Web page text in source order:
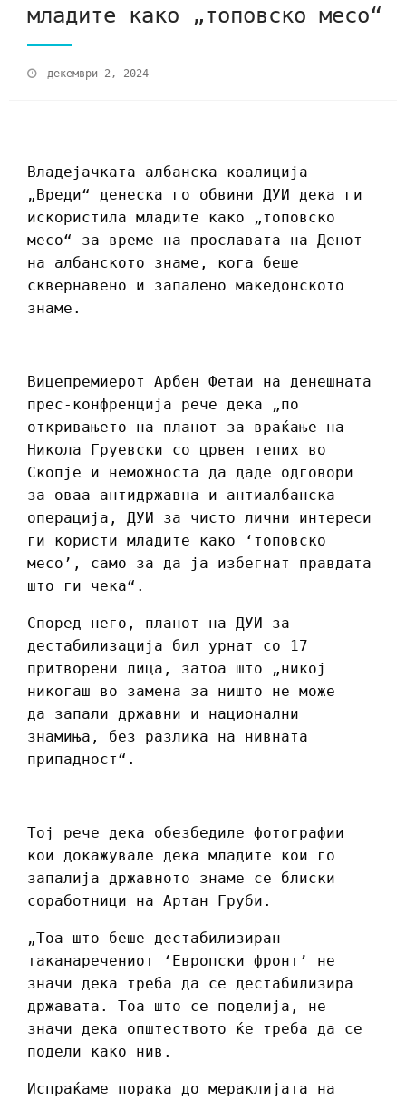
младите како „топовско месо“
декември 2, 2024
Владејачката албанска коалиција
„Вреди“ денеска го обвини ДУИ дека ги
искористила младите како „топовско
месо“ за време на прославата на Денот
на албанското знаме, кога беше
сквернавено и запалено македонското
знаме.
Вицепремиерот Арбен Фетаи на денешната
прес-конфренција рече дека „по
откривањето на планот за враќање на
Никола Груевски со црвен тепих во
Скопје и неможноста да даде одговори
за оваа антидржавна и антиалбанска
операција, ДУИ за чисто лични интереси
ги користи младите како ‘топовско
месо’, само за да ја избегнат правдата
што ги чека“.
Според него, планот на ДУИ за
дестабилизација бил урнат со 17
притворени лица, затоа што „никој
никогаш во замена за ништо не може
да запали државни и национални
знамиња, без разлика на нивната
припадност“.
Тој рече дека обезбедиле фотографии
кои докажувале дека младите кои го
запалија државното знаме се блиски
соработници на Артан Груби.
„Тоа што беше дестабилизиран
таканаречениот ‘Европски фронт’ не
значи дека треба да се дестабилизира
државата. Тоа што се поделија, не
значи дека општеството ќе треба да се
подели како нив.
Испраќаме порака до мераклијата на